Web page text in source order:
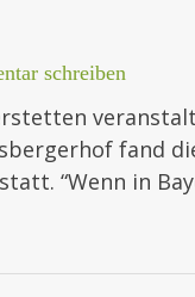
schreiben
fand
“Wenn in